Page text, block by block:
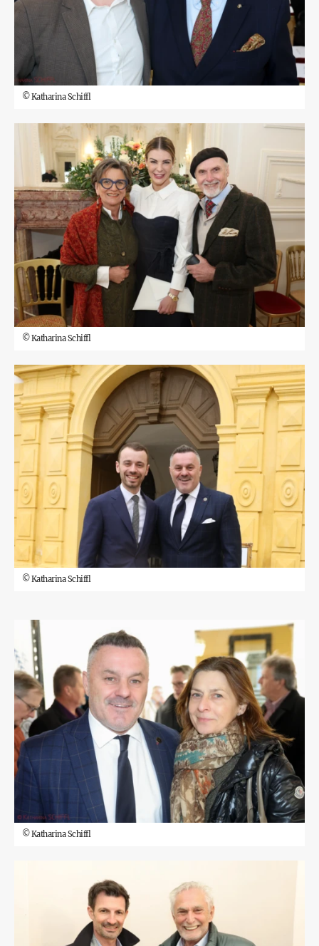
©Katharina Schiffl
©Katharina Schiffl
©Katharina Schiffl
©Katharina Schiffl